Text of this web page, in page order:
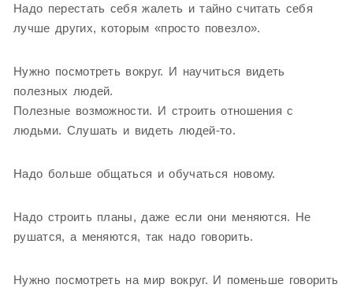
Надо перестать себя жалеть и тайно считать себя
лучше других, которым «просто повезло».
Нужно посмотреть вокруг. И научиться видеть
полезных людей.
Полезные возможности. И строить отношения с
людьми. Слушать и видеть людей-то.
Надо больше общаться и обучаться новому.
Надо строить планы, даже если они меняются. Не
рушатся, а меняются, так надо говорить.
Нужно посмотреть на мир вокруг. И поменьше говорить